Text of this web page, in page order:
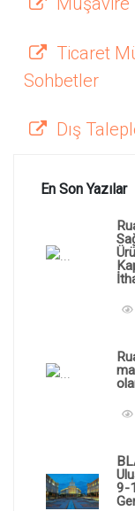
Ticaret
Sohbetler
Dış
En Son Yazılar
9-